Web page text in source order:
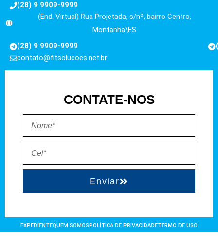
(28) 9 9909-9999
(End. Virtual) Rua Projetada, s/nº, bairro Centro,
Montanha\ES
(28) 9 9909-9999
contato@fitsolucoes.net.br
CONTATE-NOS
Enviar
EXPEDIENTEQUEM SOMOS POLÍTICA DE PRIVACIDADETERMO DE USO